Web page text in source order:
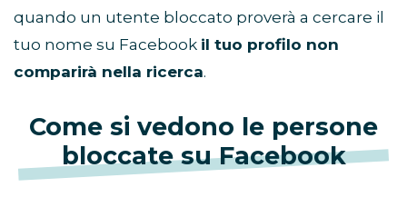
quando un utente bloccato proverà a cercare il
tuo nome su Facebook il tuo profilo non
comparirà nella ricerca.
Come si vedono le persone
bloccate su Facebook